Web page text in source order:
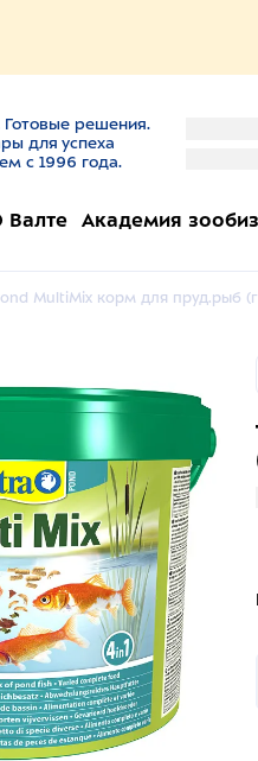
Готовые решения.
для успеха
с 1996 года.
Валте Академия
MultiMix корм для пруд.рыб